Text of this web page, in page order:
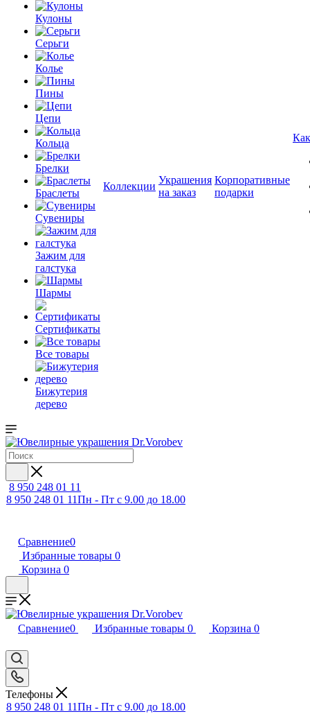
Кулоны
Серьги
Колье
Пины
Цепи
Кольца
Брелки
Браслеты
Сувениры
Зажим для
галстука
Шармы
Сертификаты
Все товары
Бижутерия
дерево
Коллекции
Украшения
на заказ
Корпоративные
подарки
8 950 248 01 11
8 950 248 01 11Пн - Пт с 9.00 до 18.00
Сравнение0
Избранные товары 0
Корзина 0
Сравнение0 Избранные товары 0 Корзина 0
Телефоны
8 950 248 01 11Пн - Пт с 9.00 до 18.00